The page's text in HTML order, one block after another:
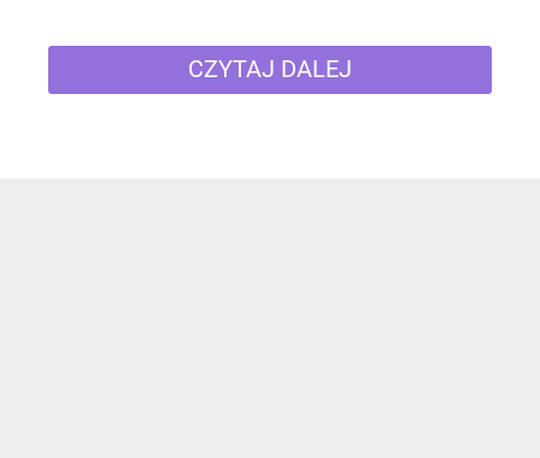
CZYTAJ DALEJ